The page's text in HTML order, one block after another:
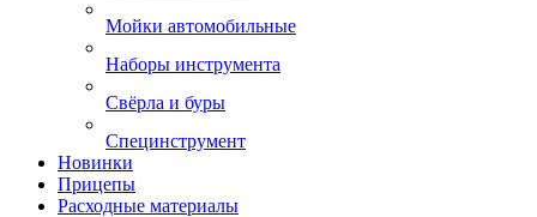
Мойки автомобильные
Наборы инструмента
Свёрла и буры
Специнструмент
Новинки
Прицепы
Расходные материалы